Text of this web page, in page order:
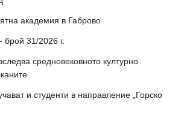
академия в Габрово
брой 31/2026 г.
средновековното културно
и студенти в направление „Горско